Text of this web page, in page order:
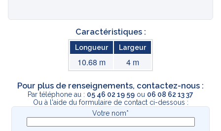
Caractéristiques :
Longueur Largeur
10.68 m 4 m
Pour plus de renseignements, contactez-nous :
Par téléphone au : 05 46 02 19 59 ou 06 08 62 13 37
Ou à l'aide du formulaire de contact ci-dessous :
Votre nom*